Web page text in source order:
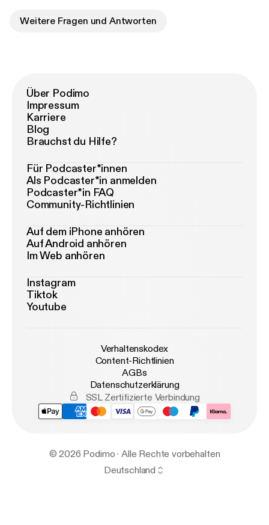
Weitere Fragen und Antworten
Über Podimo
Impressum
Karriere
Blog
Brauchst du Hilfe?
Für Podcaster*innen
Als Podcaster*in anmelden
Podcaster*in FAQ
Community-Richtlinien
Auf dem iPhone anhören
Auf Android anhören
Im Web anhören
Instagram
Tiktok
Youtube
Verhaltenskodex
Content-Richtlinien
AGBs
Datenschutzerklärung
SSL Zertifizierte Verbindung
© 2026 Podimo · Alle Rechte vorbehalten
Deutschland